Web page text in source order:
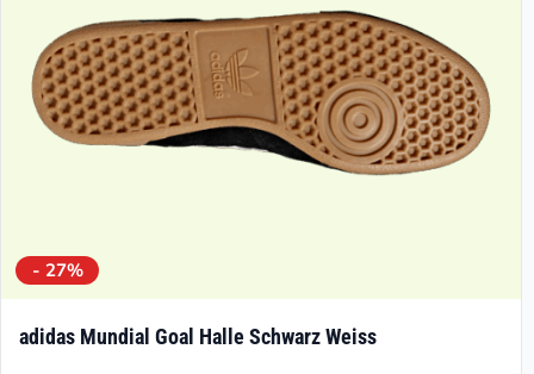
der
Produktseite
gewählt
- 27%
adidas Mundial Goal Halle Schwarz Weiss